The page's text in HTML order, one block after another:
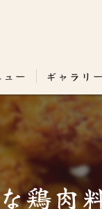
ュー ギャラリー
鶏肉